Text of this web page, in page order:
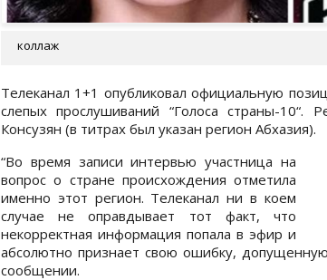
коллаж
Телеканал 1+1 опубликовал официальную
слепых прослушиваний “Голоса страны-
Консузян (в титрах был указан регион Абхазия).
“Во время записи интервью участница на
вопрос о стране происхождения отметила
именно этот регион. Телеканал ни в коем
случае не оправдывает тот факт, что
некорректная информация попала в эфир и
абсолютно признает свою ошибку,
сообщении.